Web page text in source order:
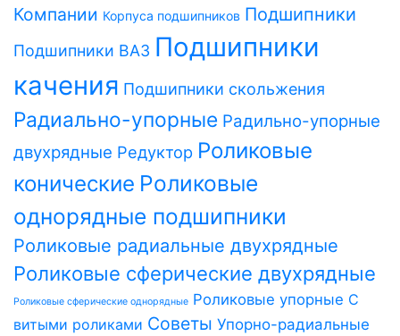
Компании Корпуса подшипников Подшипники
Подшипники ВАЗ Подшипники
качения Подшипники скольжения
Радиально-упорные Радильно-упорные
двухрядные Редуктор Роликовые
конические Роликовые
однорядные подшипники
Роликовые радиальные двухрядные
Роликовые сферические двухрядные
Роликовые сферические однорядные Роликовые упорные С
витыми роликами Советы Упорно-радиальные